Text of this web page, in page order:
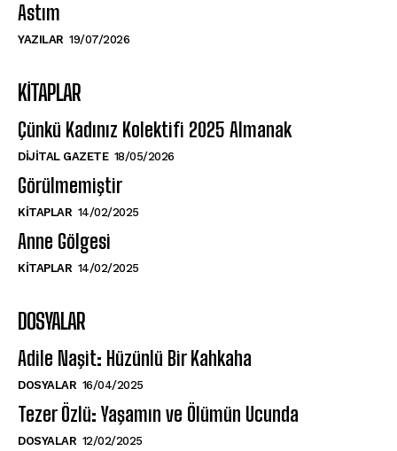
Astım
YAZILAR 19/07/2026
KITAPLAR
Çünkü Kadınız Kolektifi 2025 Almanak
DIJITAL GAZETE 18/05/2026
Görülmemiştir
KITAPLAR 14/02/2025
Anne Gölgesi
KITAPLAR 14/02/2025
DOSYALAR
Adile Naşit: Hüzünlü Bir Kahkaha
DOSYALAR 16/04/2025
Tezer Özlü: Yaşamın ve Ölümün Ucunda
DOSYALAR 12/02/2025